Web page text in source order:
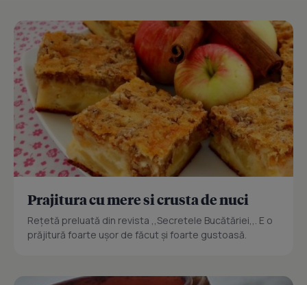
Prajitura cu mere si crusta de nuci
Reţetă preluată din revista ,,Secretele Bucătăriei,,. E o
prăjitură foarte uşor de făcut şi foarte gustoasă.